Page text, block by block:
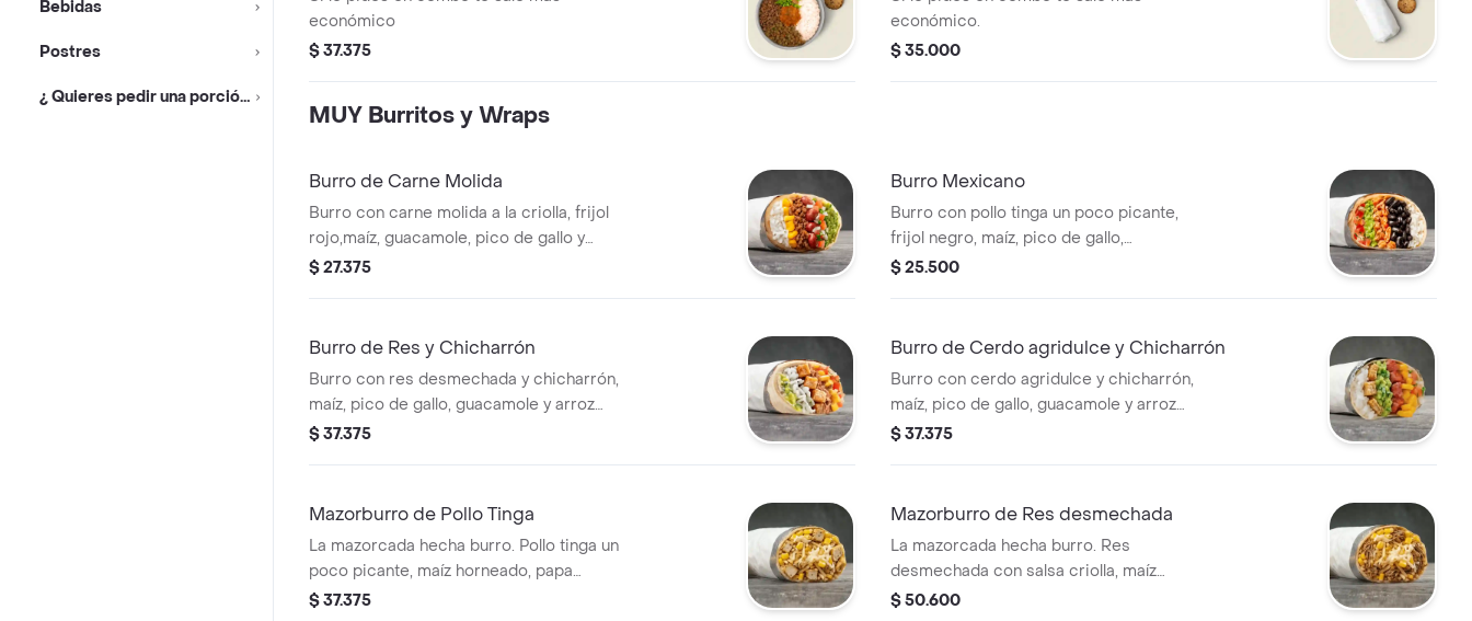
Bebidas
Postres
¿ Quieres pedir una porción ?
económico
$ 37.375
económico.
$ 35.000
MUY Burritos y Wraps
Burro de Carne Molida
Burro con carne molida a la criolla, frijol
rojo,maíz, guacamole, pico de gallo y
arroz blanco en tortilla de harina de trigo
$ 27.375
Burro Mexicano
Burro con pollo tinga un poco picante,
frijol negro, maíz, pico de gallo,
guacamole y arroz blanco en tortilla de
$ 25.500
Burro de Res y Chicharrón
Burro con res desmechada y chicharrón,
maíz, pico de gallo, guacamole y arroz
blanco en tortilla de harina de trigo *
$ 37.375
Burro de Cerdo agridulce y Chicharrón
Burro con cerdo agridulce y chicharrón,
maíz, pico de gallo, guacamole y arroz
blanco en tortilla de harina de trigo *
$ 37.375
Mazorburro de Pollo Tinga
La mazorcada hecha burro. Pollo tinga un
poco picante, maíz horneado, papa
fosforito, queso mozzarella y salsa MUY
$ 37.375
Mazorburro de Res desmechada
La mazorcada hecha burro. Res
desmechada con salsa criolla, maíz
horneado, papa fosforito, queso
$ 50.600